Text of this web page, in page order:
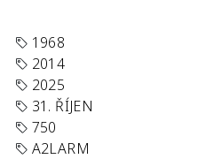
1968
2014
2025
31. ŘÍJEN
750
A2LARM